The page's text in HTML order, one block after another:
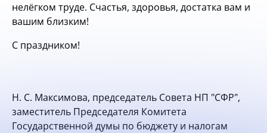
нелёгком труде. Счастья, здоровья, достатка вам и
вашим близким!
С праздником!
Н. С. Максимова, председатель Совета НП "СФР",
заместитель Председателя Комитета
Государственной думы по бюджету и налогам